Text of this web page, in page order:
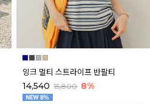
잉크 멀티 스트라이프 반팔티
14,540 15,800 8%